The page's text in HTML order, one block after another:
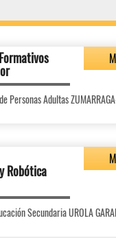
Personas Adultas
Robótica
Secundaria UROLA